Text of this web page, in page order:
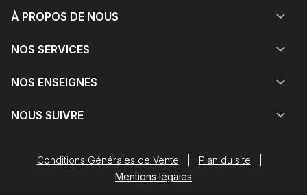
À PROPOS DE NOUS
NOS SERVICES
NOS ENSEIGNES
NOUS SUIVRE
Conditions Générales de Vente Plan du site
Mentions légales